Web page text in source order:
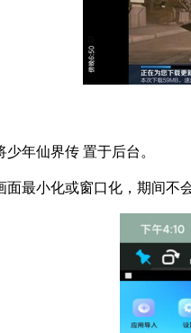
年仙界传 置于后台。
最小化或窗口化，期间不